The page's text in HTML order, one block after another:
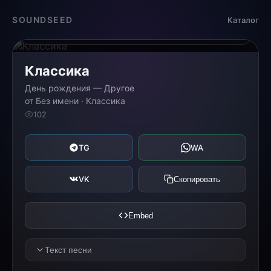
SOUNDSEED Каталог
Классика
День рождения — Другое
от Без имени · Классика
102
TG WA
VK Скопировать
Embed
Текст песни